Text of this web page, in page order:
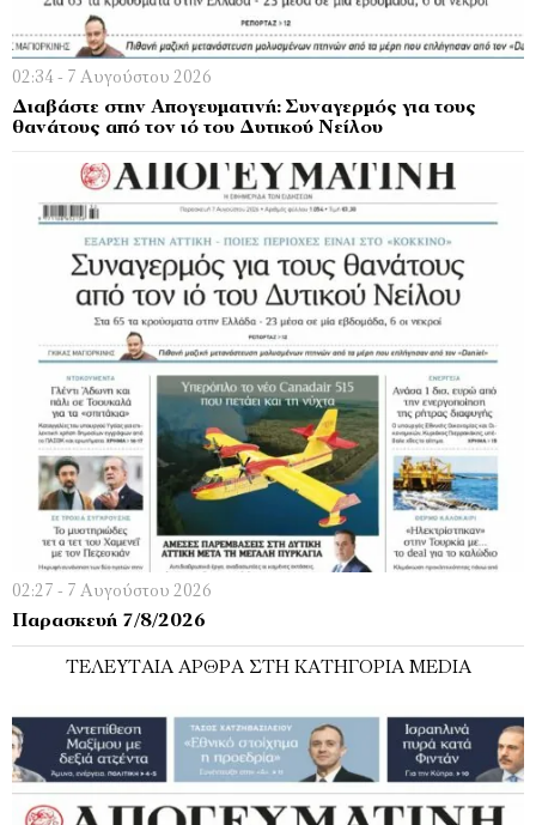
02:34 - 7 Αυγούστου 2026
Διαβάστε στην Απογευματινή: Συναγερμός για τους
θανάτους από τον ιό του Δυτικού Νείλου
02:27 - 7 Αυγούστου 2026
Παρασκευή 7/8/2026
ΤΕΛΕΥΤΑΊΑ ΆΡΘΡΑ ΣΤΗ ΚΑΤΗΓΟΡΊΑ MEDIA